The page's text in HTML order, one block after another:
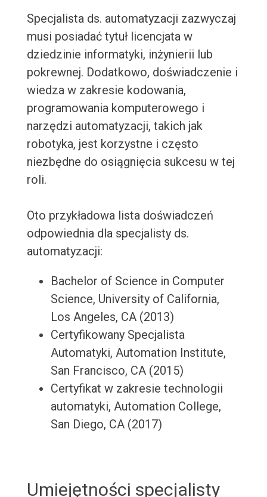
Specjalista ds. automatyzacji zazwyczaj
musi posiadać tytuł licencjata w
dziedzinie informatyki, inżynierii lub
pokrewnej. Dodatkowo, doświadczenie i
wiedza w zakresie kodowania,
programowania komputerowego i
narzędzi automatyzacji, takich jak
robotyka, jest korzystne i często
niezbędne do osiągnięcia sukcesu w tej
roli.
Oto przykładowa lista doświadczeń
odpowiednia dla specjalisty ds.
automatyzacji:
Bachelor of Science in Computer
Science, University of California,
Los Angeles, CA (2013)
Certyfikowany Specjalista
Automatyki, Automation Institute,
San Francisco, CA (2015)
Certyfikat w zakresie technologii
automatyki, Automation College,
San Diego, CA (2017)
Umiejętności specjalisty